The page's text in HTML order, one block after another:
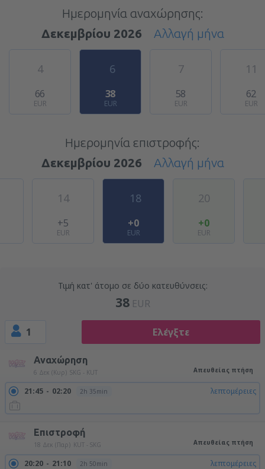
Ημερομηνία αναχώρησης:
Δεκεμβρίου 2026
Αλλαγή μήνα
4
66
EUR
6
38
EUR
7
58
EUR
11
62
EUR
Ημερομηνία επιστροφής:
Δεκεμβρίου 2026
Αλλαγή μήνα
14
+5
EUR
18
+0
EUR
20
+0
EUR
Τιμή κατ' άτομο σε δύο κατευθύνσεις:
38 EUR
1 Ελέγξτε
Αναχώρηση
6 Δεκ (Κυρ) SKG - KUT Απευθείας πτήση
21:45 02:20 2h 35min λεπτομέρειες
Επιστροφή
18 Δεκ (Παρ) KUT - SKG Απευθείας πτήση
20:20 21:10 2h 50min λεπτομέρειες